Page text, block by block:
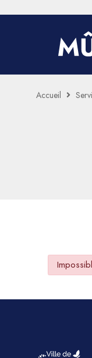
Accueil